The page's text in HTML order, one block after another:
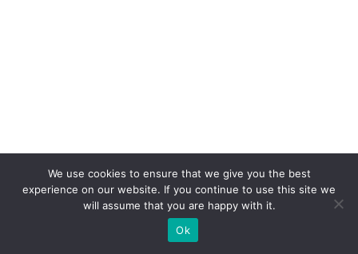
We use cookies to ensure that we give you the best
experience on our website. If you continue to use this site we
will assume that you are happy with it.
Ok